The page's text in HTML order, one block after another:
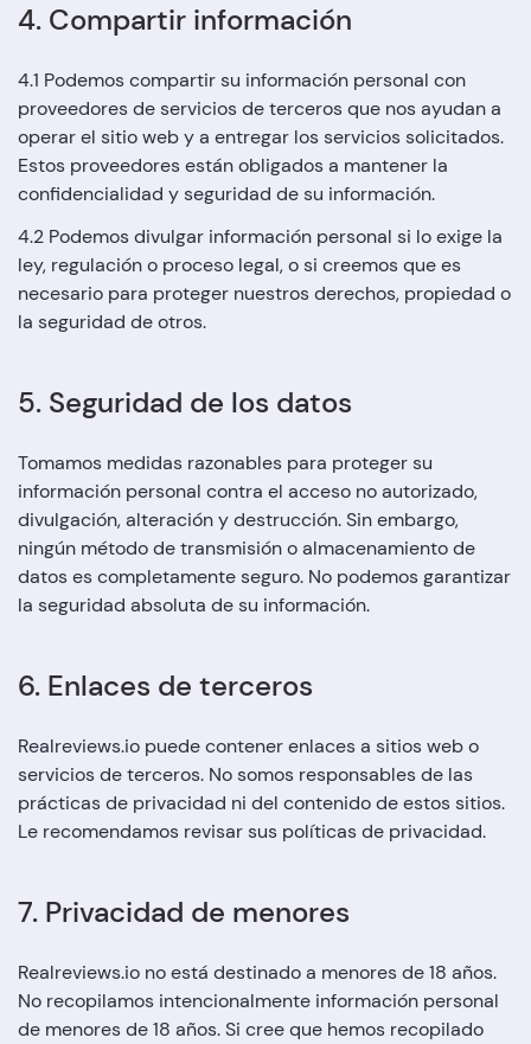
4. Compartir información
4.1 Podemos compartir su información personal con
proveedores de servicios de terceros que nos ayudan a
operar el sitio web y a entregar los servicios solicitados.
Estos proveedores están obligados a mantener la
confidencialidad y seguridad de su información.
4.2 Podemos divulgar información personal si lo exige la
ley, regulación o proceso legal, o si creemos que es
necesario para proteger nuestros derechos, propiedad o
la seguridad de otros.
5. Seguridad de los datos
Tomamos medidas razonables para proteger su
información personal contra el acceso no autorizado,
divulgación, alteración y destrucción. Sin embargo,
ningún método de transmisión o almacenamiento de
datos es completamente seguro. No podemos garantizar
la seguridad absoluta de su información.
6. Enlaces de terceros
Realreviews.io puede contener enlaces a sitios web o
servicios de terceros. No somos responsables de las
prácticas de privacidad ni del contenido de estos sitios.
Le recomendamos revisar sus políticas de privacidad.
7. Privacidad de menores
Realreviews.io no está destinado a menores de 18 años.
No recopilamos intencionalmente información personal
de menores de 18 años. Si cree que hemos recopilado